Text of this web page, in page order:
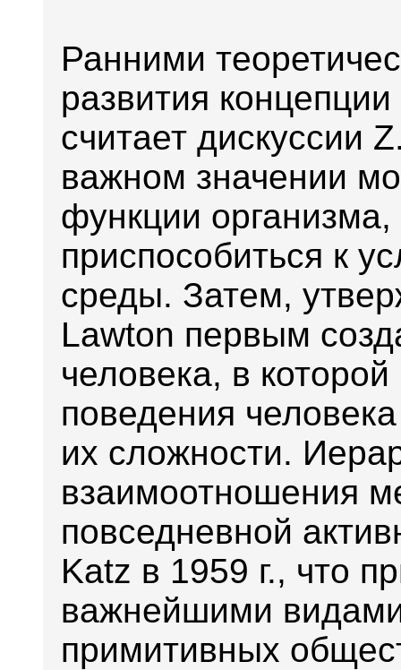
Ранними
развития
считает дискуссии
важном значении
функции
приспособиться к
среды. Затем,
Lawton первым
человека, в
поведения
их сложности.
взаимоотношения
повседневной
Katz в 1959 г., что
важнейшими
примитивных